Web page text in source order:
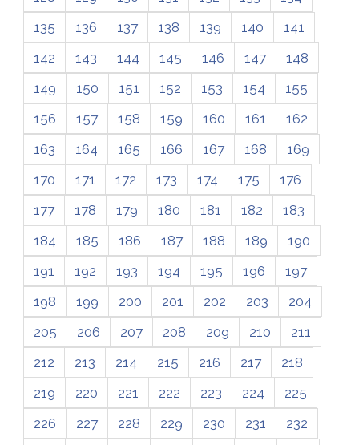
135
136 137 138 139 140
141
142
143 144 145 146 147
148
149
150 151 152 153 154
155
156
157 158 159 160 161
162
163
164 165 166 167 168
169
170
171 172 173 174 175
176
177
178 179 180 181 182
183
184
185 186 187 188 189
190
191
192 193 194 195 196
197
198
199 200 201 202 203
204
205
206 207 208 209 210
211
212
213 214 215 216 217
218
219
220 221 222 223 224
225
226
227 228 229 230 231
232